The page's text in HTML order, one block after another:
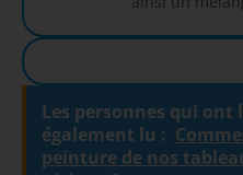
Les personnes qui
également lu :
peinture de nos